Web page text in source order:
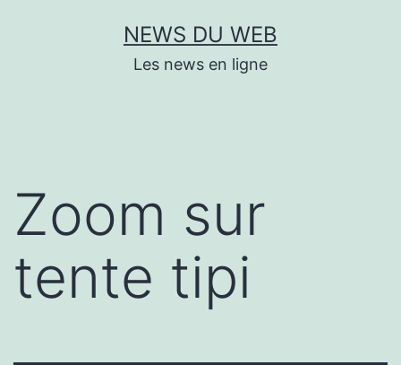
NEWS DU WEB
Les news en ligne
Zoom sur
tente tipi